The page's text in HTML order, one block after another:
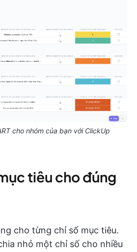
cho nhóm của bạn với ClickUp
tiêu cho đúng
cho từng chỉ số mục tiêu.
nhỏ một chỉ số cho nhiều